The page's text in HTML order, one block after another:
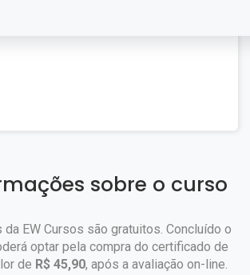
sobre o curso
EW Cursos são gratuitos. Concluído o
optar pela compra do certificado de
de R$ 45,90, após a avaliação on-line.